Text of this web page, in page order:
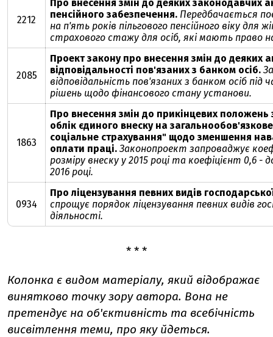
2212
Про внесення змін до деяких законодавчих
пенсійного забезпечення. Передбачається
на п'ять років пільгового пенсійного віку для
страхового стажу для осіб, які мають право
2085
Проект закону про внесення змін до деяких
відповідальності пов'язаних з банком осіб.
відповідальність пов'язаних з банком осіб
рішень щодо фінансового стану установи.
1863
Про внесення змін до прикінцевих положень
облік єдиного внеску на
соціальне страхування" щодо зменшення
оплати праці. Законопроект запроваджує
розміру внеску у 2015 році та коефіцієнт 0,6 -
2016 році.
0934
Про ліцензування певних видів
спрощує порядок ліцензування певних видів
діяльності.
* * *
Колонка є видом матеріалу, який відображає
винятково точку зору автора. Вона не
претендує на об'єктивність та всебічність
висвітлення теми, про яку йдеться.